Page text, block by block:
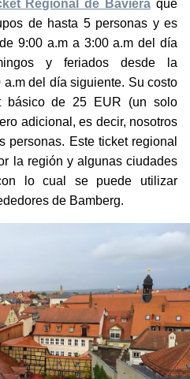
de hasta 5 personas y es
9:00 a.m a 3:00 a.m del día
y feriados desde la
del día siguiente. Su costo
básico de 25 EUR (un solo
adicional, es decir, nosotros
personas. Este ticket regional
la región y algunas ciudades
lo cual se puede utilizar
de Bamberg.